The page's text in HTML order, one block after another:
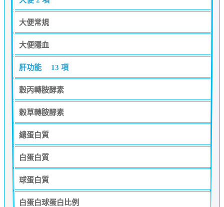
大便常規
大便隱血
肝功能 13 項
穀丙轉胺酵素
穀草轉胺酵素
總蛋白質
白蛋白質
球蛋白質
白蛋白球蛋白比例